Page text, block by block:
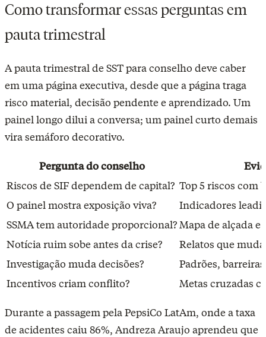
Como transformar essas perguntas em
pauta trimestral
A pauta trimestral de SST para conselho deve caber
em uma página executiva, desde que a página traga
risco material, decisão pendente e aprendizado. Um
painel longo dilui a conversa; um painel curto demais
vira semáforo decorativo.
Pergunta do conselho
Riscos de SIF dependem de capital? Top 5 riscos com
O painel mostra exposição viva?
Indicadores
SSMA tem autoridade proporcional?Mapa de alçada e
Notícia ruim sobe antes da crise?
Relatos que
Investigação muda decisões?
Padrões,
Incentivos criam conflito?
Metas cruzadas
Durante a passagem pela PepsiCo LatAm, onde a taxa
de acidentes caiu 86%, Andreza Araujo aprendeu que